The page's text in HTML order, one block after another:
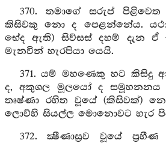
370. තමාගේ සරුප්
කිසිවකු නො ද පෙළන්නේය.
භේද ඇති) සිව්සස් දහම් දැන
මැනවින් හැරපියා යෙයි.
371. යම් මහණෙකු හට කිසිදු
ද, අකුශල මූලයෝ ද සමූහනනය
තෘෂ්ණා රහිත වූයේ (කිසිවක්)
ලොව්හි සියල්ල මොනොවට හැර
372. ක්‍ෂීණාස්‍රව වූයේ